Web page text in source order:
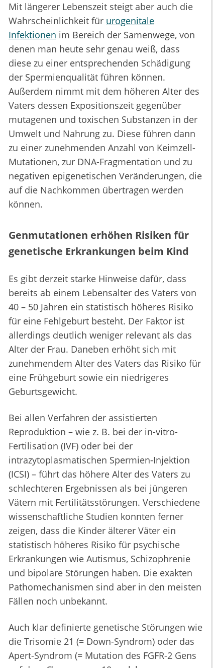
Mit längerer Lebenszeit steigt aber auch die
Wahrscheinlichkeit für urogenitale
Infektionen im Bereich der Samenwege, von
denen man heute sehr genau weiß, dass
diese zu einer entsprechenden Schädigung
der Spermienqualität führen können.
Außerdem nimmt mit dem höheren Alter des
Vaters dessen Expositionszeit gegenüber
mutagenen und toxischen Substanzen in der
Umwelt und Nahrung zu. Diese führen dann
zu einer zunehmenden Anzahl von Keimzell-
Mutationen, zur DNA-Fragmentation und zu
negativen epigenetischen Veränderungen, die
auf die Nachkommen übertragen werden
können.
Genmutationen erhöhen Risiken für
genetische Erkrankungen beim Kind
Es gibt derzeit starke Hinweise dafür, dass
bereits ab einem Lebensalter des Vaters von
40 – 50 Jahren ein statistisch höheres Risiko
für eine Fehlgeburt besteht. Der Faktor ist
allerdings deutlich weniger relevant als das
Alter der Frau. Daneben erhöht sich mit
zunehmendem Alter des Vaters das Risiko für
eine Frühgeburt sowie ein niedrigeres
Geburtsgewicht.
Bei allen Verfahren der assistierten
Reproduktion – wie z. B. bei der in-vitro-
Fertilisation (IVF) oder bei der
intrazytoplasmatischen Spermien-Injektion
(ICSI) – führt das höhere Alter des Vaters zu
schlechteren Ergebnissen als bei jüngeren
Vätern mit Fertilitätsstörungen. Verschiedene
wissenschaftliche Studien konnten ferner
zeigen, dass die Kinder älterer Väter ein
statistisch höheres Risiko für psychische
Erkrankungen wie Autismus, Schizophrenie
und bipolare Störungen haben. Die exakten
Pathomechanismen sind aber in den meisten
Fällen noch unbekannt.
Auch klar definierte genetische Störungen wie
die Trisomie 21 (= Down-Syndrom) oder das
Apert-Syndrom (= Mutation des FGFR-2 Gens